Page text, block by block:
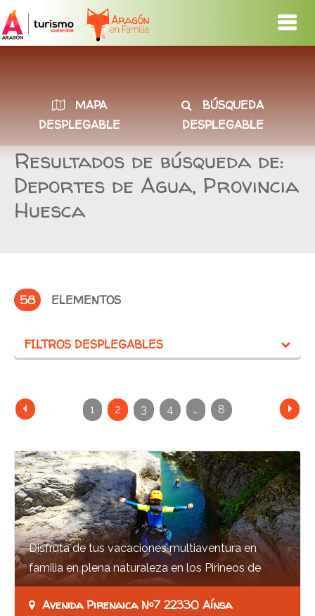
MAPA
DESPLEGABLE
BÚSQUEDA
DESPLEGABLE
Resultados de búsqueda de:
Deportes de Agua, Provincia
Huesca
58 ELEMENTOS
FILTROS DESPLEGABLES
1 2 3 4 … 8
Disfruta de tus vacaciones multiaventura en
familia en plena naturaleza en los Pirineos de
Huesca! Ofrecemos barrancos acuático o
pequeños…
Avenida Pirenaica Nº7 22330 Aínsa